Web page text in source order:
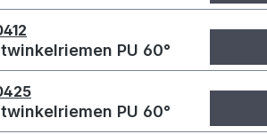
PU 60°
PU 60°